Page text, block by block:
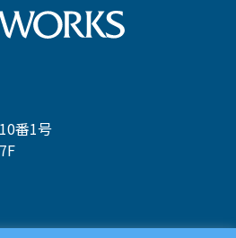
番1号